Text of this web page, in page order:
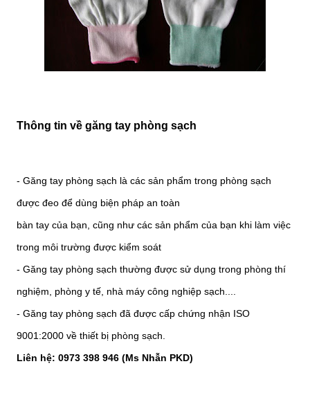
Thông tin về găng tay phòng sạch
- Găng tay phòng sạch là các sản phẩm trong phòng sạch
được đeo để dùng biện pháp an toàn
bàn tay của bạn, cũng như các sản phẩm của bạn khi làm việc
trong môi trường được kiểm soát
- Găng tay phòng sạch thường được sử dụng trong phòng thí
nghiệm, phòng y tế, nhà máy công nghiệp sạch....
- Găng tay phòng sạch đã được cấp chứng nhận ISO
9001:2000 về thiết bị phòng sạch.
Liên hệ: 0973 398 946 (Ms Nhẫn PKD)